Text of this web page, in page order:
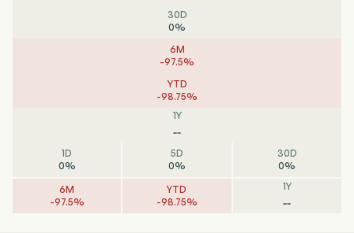
30D
0%
6M
-97.5%
YTD
-98.75%
1Y
--
1D
0%
5D
0%
30D
0%
6M
-97.5%
YTD
-98.75%
1Y
--